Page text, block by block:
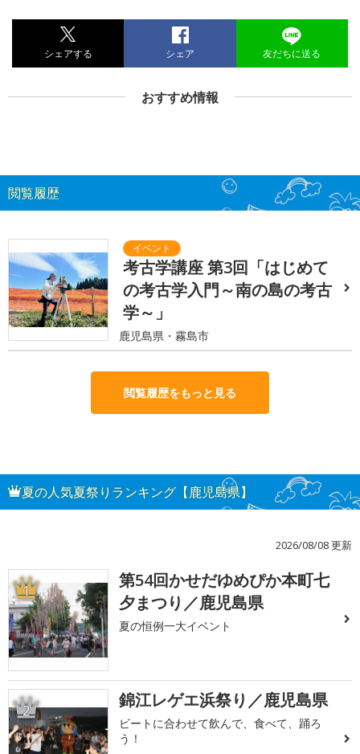
シェアする シェア 友だちに送る
おすすめ情報
閲覧履歴
考古学講座 第3回「はじめて
の考古学入門～南の島の考古
学～」
鹿児島県・霧島市
閲覧履歴をもっと見る
夏の人気夏祭りランキング【鹿児島県】
2026/08/08 更新
1
第54回かせだゆめぴか本町七
夕まつり／鹿児島県
夏の恒例一大イベント
2 錦江レゲエ浜祭り／鹿児島県
ビートに合わせて飲んで、食べて、踊ろ
う！